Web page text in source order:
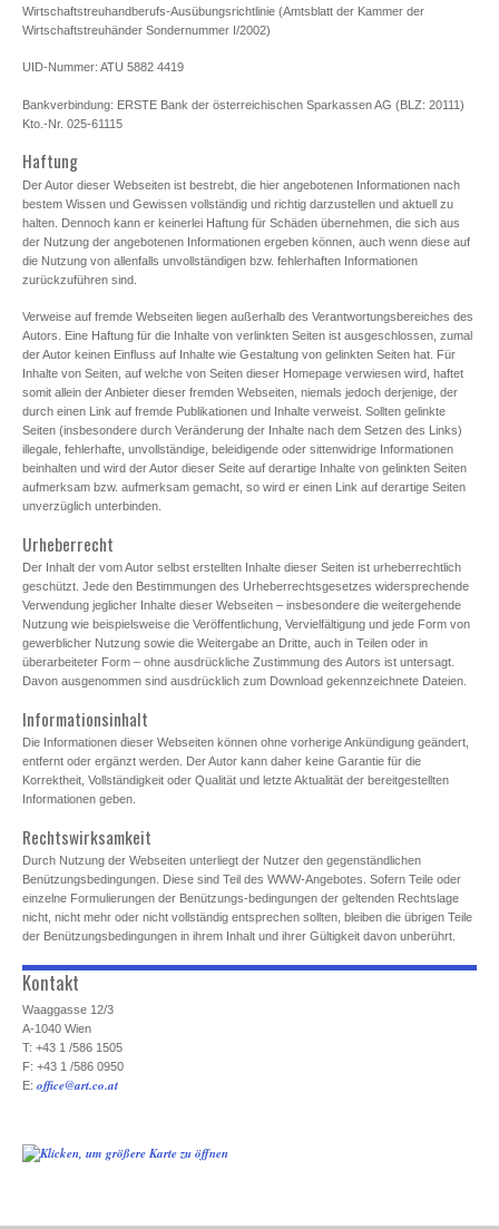
Wirtschaftstreuhandberufs-Ausübungsrichtlinie (Amtsblatt der Kammer der
Wirtschaftstreuhänder Sondernummer I/2002)
UID-Nummer: ATU 5882 4419
Bankverbindung: ERSTE Bank der österreichischen Sparkassen AG (BLZ: 20111)
Kto.-Nr. 025-61115
Haftung
Der Autor dieser Webseiten ist bestrebt, die hier angebotenen Informationen nach
bestem Wissen und Gewissen vollständig und richtig darzustellen und aktuell zu
halten. Dennoch kann er keinerlei Haftung für Schäden übernehmen, die sich aus
der Nutzung der angebotenen Informationen ergeben können, auch wenn diese auf
die Nutzung von allenfalls unvollständigen bzw. fehlerhaften Informationen
zurückzuführen sind.
Verweise auf fremde Webseiten liegen außerhalb des Verantwortungsbereiches des
Autors. Eine Haftung für die Inhalte von verlinkten Seiten ist ausgeschlossen, zumal
der Autor keinen Einfluss auf Inhalte wie Gestaltung von gelinkten Seiten hat. Für
Inhalte von Seiten, auf welche von Seiten dieser Homepage verwiesen wird, haftet
somit allein der Anbieter dieser fremden Webseiten, niemals jedoch derjenige, der
durch einen Link auf fremde Publikationen und Inhalte verweist. Sollten gelinkte
Seiten (insbesondere durch Veränderung der Inhalte nach dem Setzen des Links)
illegale, fehlerhafte, unvollständige, beleidigende oder sittenwidrige Informationen
beinhalten und wird der Autor dieser Seite auf derartige Inhalte von gelinkten Seiten
aufmerksam bzw. aufmerksam gemacht, so wird er einen Link auf derartige Seiten
unverzüglich unterbinden.
Urheberrecht
Der Inhalt der vom Autor selbst erstellten Inhalte dieser Seiten ist urheberrechtlich
geschützt. Jede den Bestimmungen des Urheberrechtsgesetzes widersprechende
Verwendung jeglicher Inhalte dieser Webseiten – insbesondere die weitergehende
Nutzung wie beispielsweise die Veröffentlichung, Vervielfältigung und jede Form von
gewerblicher Nutzung sowie die Weitergabe an Dritte, auch in Teilen oder in
überarbeiteter Form – ohne ausdrückliche Zustimmung des Autors ist untersagt.
Davon ausgenommen sind ausdrücklich zum Download gekennzeichnete Dateien.
Informationsinhalt
Die Informationen dieser Webseiten können ohne vorherige Ankündigung geändert,
entfernt oder ergänzt werden. Der Autor kann daher keine Garantie für die
Korrektheit, Vollständigkeit oder Qualität und letzte Aktualität der bereitgestellten
Informationen geben.
Rechtswirksamkeit
Durch Nutzung der Webseiten unterliegt der Nutzer den gegenständlichen
Benützungsbedingungen. Diese sind Teil des WWW-Angebotes. Sofern Teile oder
einzelne Formulierungen der Benützungs-bedingungen der geltenden Rechtslage
nicht, nicht mehr oder nicht vollständig entsprechen sollten, bleiben die übrigen Teile
der Benützungsbedingungen in ihrem Inhalt und ihrer Gültigkeit davon unberührt.
Kontakt
Waaggasse 12/3
A-1040 Wien
T: +43 1 /586 1505
F: +43 1 /586 0950
E: office@art.co.at